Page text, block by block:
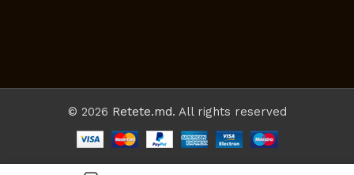
© 2026 Retete.md. All rights reserved